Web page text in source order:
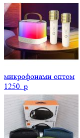
микрофонами оптом
1250. p